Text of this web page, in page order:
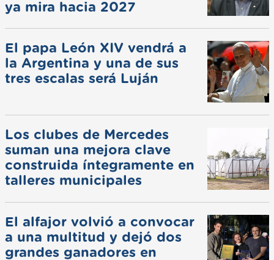
ya mira hacia 2027
El papa León XIV vendrá a
la Argentina y una de sus
tres escalas será Luján
Los clubes de Mercedes
suman una mejora clave
construida íntegramente en
talleres municipales
El alfajor volvió a convocar
a una multitud y dejó dos
grandes ganadores en